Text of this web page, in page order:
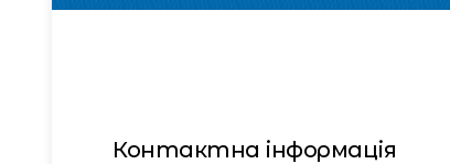
Контактна інформація